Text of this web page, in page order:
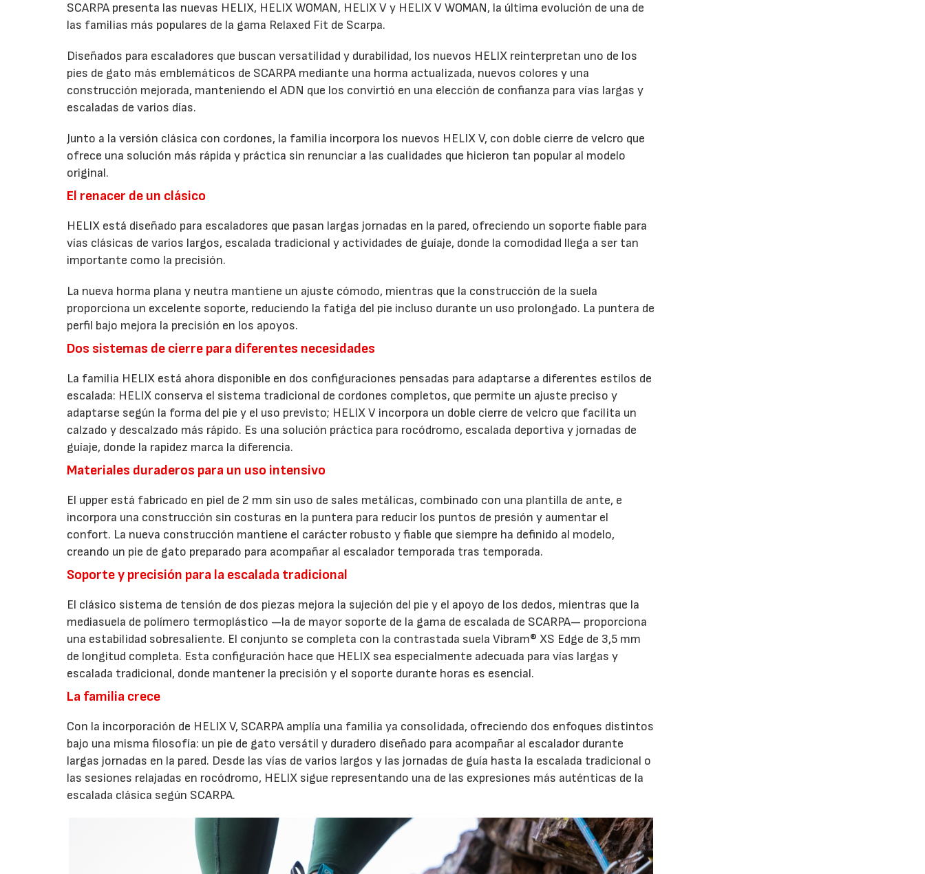
SCARPA presenta las nuevas HELIX, HELIX WOMAN, HELIX V y HELIX V WOMAN, la última evolución de una de
las familias más populares de la gama Relaxed Fit de Scarpa.
Diseñados para escaladores que buscan versatilidad y durabilidad, los nuevos HELIX reinterpretan uno de los
pies de gato más emblemáticos de SCARPA mediante una horma actualizada, nuevos colores y una
construcción mejorada, manteniendo el ADN que los convirtió en una elección de confianza para vías largas y
escaladas de varios días.
Junto a la versión clásica con cordones, la familia incorpora los nuevos HELIX V, con doble cierre de velcro que
ofrece una solución más rápida y práctica sin renunciar a las cualidades que hicieron tan popular al modelo
original.
El renacer de un clásico
HELIX está diseñado para escaladores que pasan largas jornadas en la pared, ofreciendo un soporte fiable para
vías clásicas de varios largos, escalada tradicional y actividades de guíaje, donde la comodidad llega a ser tan
importante como la precisión.
La nueva horma plana y neutra mantiene un ajuste cómodo, mientras que la construcción de la suela
proporciona un excelente soporte, reduciendo la fatiga del pie incluso durante un uso prolongado. La puntera de
perfil bajo mejora la precisión en los apoyos.
Dos sistemas de cierre para diferentes necesidades
La familia HELIX está ahora disponible en dos configuraciones pensadas para adaptarse a diferentes estilos de
escalada: HELIX conserva el sistema tradicional de cordones completos, que permite un ajuste preciso y
adaptarse según la forma del pie y el uso previsto; HELIX V incorpora un doble cierre de velcro que facilita un
calzado y descalzado más rápido. Es una solución práctica para rocódromo, escalada deportiva y jornadas de
guíaje, donde la rapidez marca la diferencia.
Materiales duraderos para un uso intensivo
El upper está fabricado en piel de 2 mm sin uso de sales metálicas, combinado con una plantilla de ante, e
incorpora una construcción sin costuras en la puntera para reducir los puntos de presión y aumentar el
confort. La nueva construcción mantiene el carácter robusto y fiable que siempre ha definido al modelo,
creando un pie de gato preparado para acompañar al escalador temporada tras temporada.
Soporte y precisión para la escalada tradicional
El clásico sistema de tensión de dos piezas mejora la sujeción del pie y el apoyo de los dedos, mientras que la
mediasuela de polímero termoplástico —la de mayor soporte de la gama de escalada de SCARPA— proporciona
una estabilidad sobresaliente. El conjunto se completa con la contrastada suela Vibram® XS Edge de 3,5 mm
de longitud completa. Esta configuración hace que HELIX sea especialmente adecuada para vías largas y
escalada tradicional, donde mantener la precisión y el soporte durante horas es esencial.
La familia crece
Con la incorporación de HELIX V, SCARPA amplía una familia ya consolidada, ofreciendo dos enfoques distintos
bajo una misma filosofía: un pie de gato versátil y duradero diseñado para acompañar al escalador durante
largas jornadas en la pared. Desde las vías de varios largos y las jornadas de guía hasta la escalada tradicional o
las sesiones relajadas en rocódromo, HELIX sigue representando una de las expresiones más auténticas de la
escalada clásica según SCARPA.